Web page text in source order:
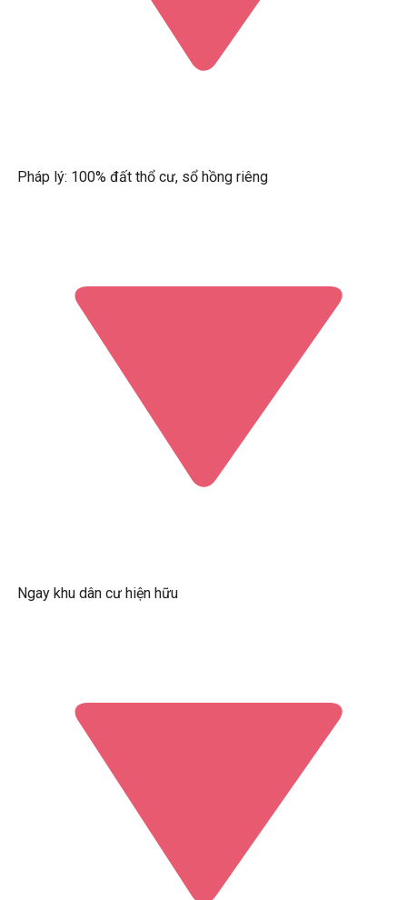
Pháp lý: 100% đất thổ cư, sổ hồng riêng
Ngay khu dân cư hiện hữu